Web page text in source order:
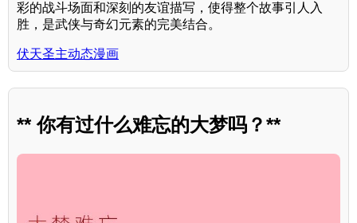
彩的战斗场面和深刻的友谊描写，使得整个故事引人入
胜，是武侠与奇幻元素的完美结合。
伏天圣主动态漫画
** 你有过什么难忘的大梦吗？**